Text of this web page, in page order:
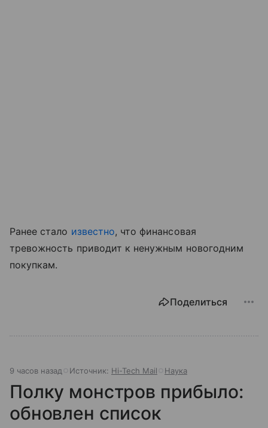
Ранее стало известно, что финансовая
тревожность приводит к ненужным новогодним
покупкам.
Поделиться
9 часов назад Источник: Hi-Tech Mail Наука
Полку монстров прибыло:
обновлен список